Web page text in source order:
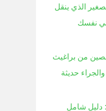
الذي ينقل
نفسك
من براغيث
حديثة
دليل شامل